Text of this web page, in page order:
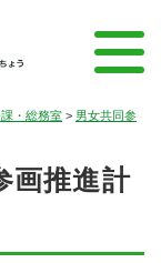
・総務室 > 男女共同参
画推進計